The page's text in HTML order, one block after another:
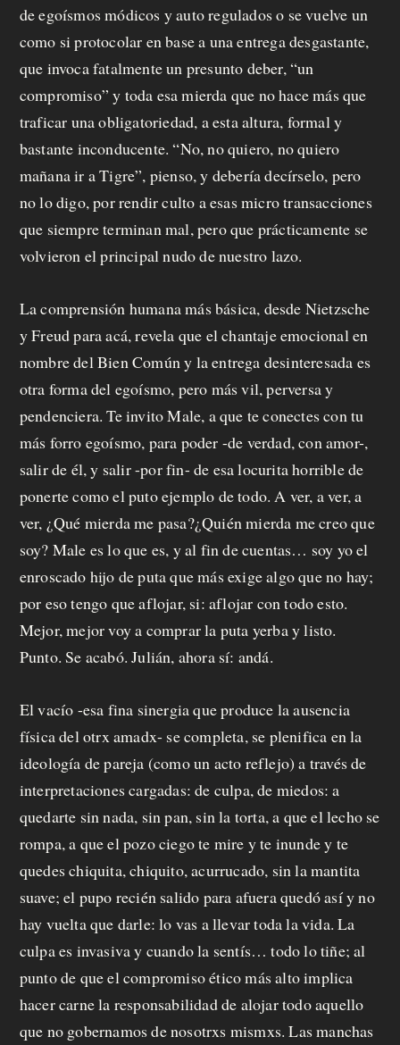
de egoísmos módicos y auto regulados o se vuelve un
como siprotocolar en base a una entrega desgastante,
que invoca fatalmente un presunto deber, “un
compromiso” y toda esa mierda que no hace más que
traficar una obligatoriedad, a esta altura, formal y
bastante inconducente. “No, no quiero, no quiero
mañana ir a Tigre”, pienso, y debería decírselo, pero
no lo digo, por rendir culto a esas micro transacciones
que siempre terminan mal, pero que prácticamente se
volvieron el principal nudo de nuestro lazo.
La comprensión humana más básica, desde Nietzsche
y Freud para acá, revela que el chantaje emocional en
nombre del Bien Común y la entrega desinteresada es
otra forma del egoísmo, pero más vil, perversa y
pendenciera. Te invito Male, a que te conectes con tu
más forro egoísmo, para poder -de verdad, con amor-,
salir de él, y salir -por fin- de esa locurita horrible de
ponerte como el puto ejemplo de todo. A ver, a ver, a
ver, ¿Qué mierda me pasa?¿Quién mierda me creo que
soy? Male es lo que es, y al fin de cuentas… soy yo el
enroscado hijo de puta que más exige algo que no hay;
por eso tengo que aflojar, si: aflojar con todo esto.
Mejor, mejor voy a comprar la puta yerba y listo.
Punto. Se acabó. Julián, ahora sí: andá.
El vacío -esa fina sinergia que produce la ausencia
física del otrx amadx- se completa, se plenifica en la
ideología de pareja (como un acto reflejo) a través de
interpretaciones cargadas: de culpa, de miedos: a
quedarte sin nada, sin pan, sin la torta, a que el lecho se
rompa, a que el pozo ciego te mire y te inunde y te
quedes chiquita, chiquito, acurrucado, sin la mantita
suave; el pupo recién salido para afuera quedó así y no
hay vuelta que darle: lo vas a llevar toda la vida. La
culpa es invasiva y cuando la sentís… todo lo tiñe; al
punto de que el compromiso ético más alto implica
hacer carne la responsabilidad de alojar todo aquello
que no gobernamos de nosotrxs mismxs. Las manchas